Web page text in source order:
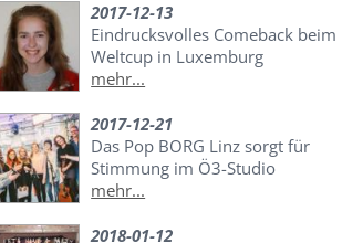
2017-12-13
Eindrucksvolles Comeback beim
Weltcup in Luxemburg
mehr...
2017-12-21
Das Pop BORG Linz sorgt für
Stimmung im Ö3-Studio
mehr...
2018-01-12